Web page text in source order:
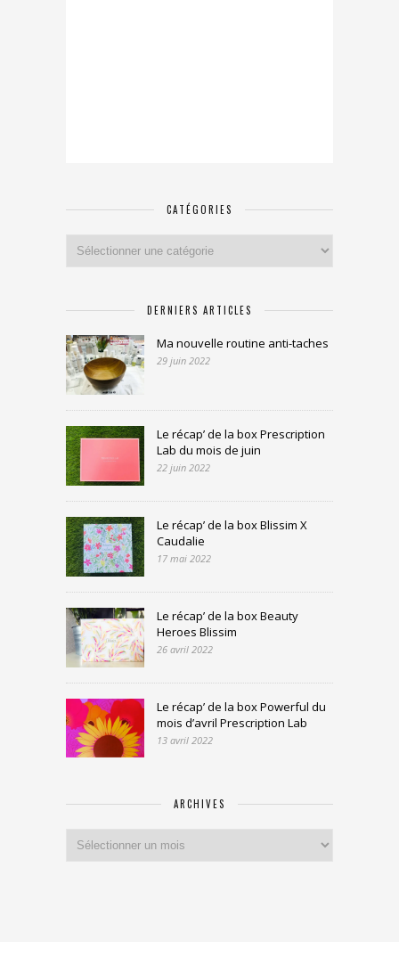
CATÉGORIES
DERNIERS ARTICLES
Ma nouvelle routine anti-taches
29 juin 2022
Le récap’ de la box Prescription
Lab du mois de juin
22 juin 2022
Le récap’ de la box Blissim X
Caudalie
17 mai 2022
Le récap’ de la box Beauty
Heroes Blissim
26 avril 2022
Le récap’ de la box Powerful du
mois d’avril Prescription Lab
13 avril 2022
ARCHIVES